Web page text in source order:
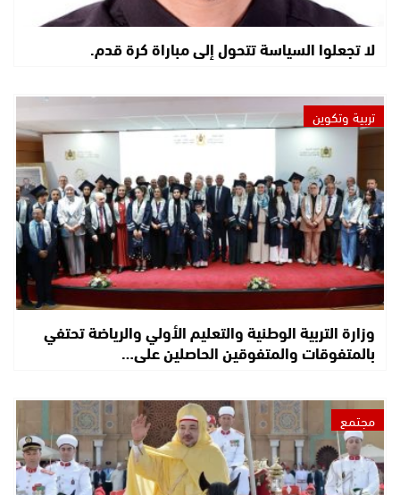
لا تجعلوا السياسة تتحول إلى مباراة كرة قدم.
تربية وتكوين
وزارة التربية الوطنية والتعليم الأولي والرياضة تحتفي
بالمتفوقات والمتفوقين الحاصلين على…
مجتمع